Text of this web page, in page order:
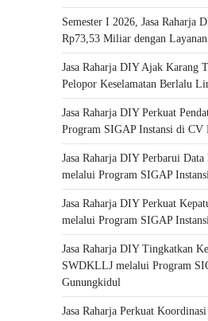
Semester I 2026, Jasa Raharja
Rp73,53 Miliar dengan
Jasa Raharja DIY Ajak Karang
Pelopor Keselamatan Berlalu
Jasa Raharja DIY Perkuat
Program SIGAP Instansi di CV
Jasa Raharja DIY Perbarui Data
melalui Program SIGAP
Jasa Raharja DIY Perkuat
melalui Program SIGAP
Jasa Raharja DIY Tingkatkan
SWDKLLJ melalui Program
Gunungkidul
Jasa Raharja Perkuat